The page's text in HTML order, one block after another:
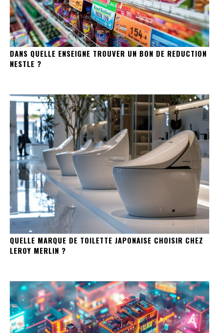
DANS QUELLE ENSEIGNE TROUVER UN BON DE REDUCTION
NESTLE ?
QUELLE MARQUE DE TOILETTE JAPONAISE CHOISIR CHEZ
LEROY MERLIN ?